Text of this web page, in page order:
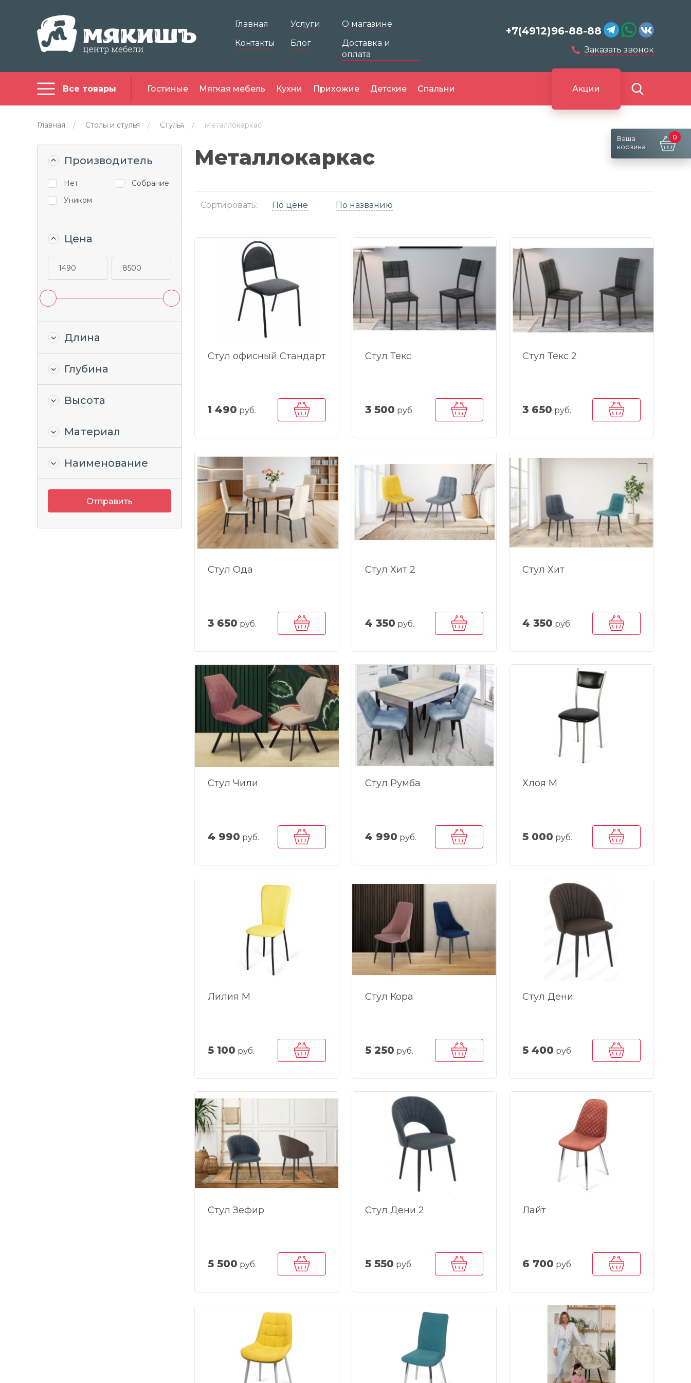
Главная Услуги
О магазине
Контакты
Блог
Доставка и
оплата
+7(4912)96-88-88
Заказать звонок
Все товары Гостиные Мягкая мебель Кухни Прихожие Детские Спальни
Офисная мебель
Акции
Ваша
корзина
0
Главная / Столы и стулья / Стулья / Металлокаркас
Производитель
Нет
Собрание
Уником
Цена
Длина
Глубина
Высота
Материал
Наименование
Отправить
Металлокаркас
Сортировать: По цене По названию
Стул офисный Стандарт
1 490 руб.
Стул Текс
3 500 руб.
Стул Текс 2
3 650 руб.
Стул Ода
3 650 руб.
Стул Хит 2
4 350 руб.
Стул Хит
4 350 руб.
Стул Чили
4 990 руб.
Стул Румба
4 990 руб.
Хлоя М
5 000 руб.
Лилия М
5 100 руб.
Стул Кора
5 250 руб.
Стул Дени
5 400 руб.
Стул Зефир
5 500 руб.
Стул Дени 2
5 550 руб.
Лайт
6 700 руб.